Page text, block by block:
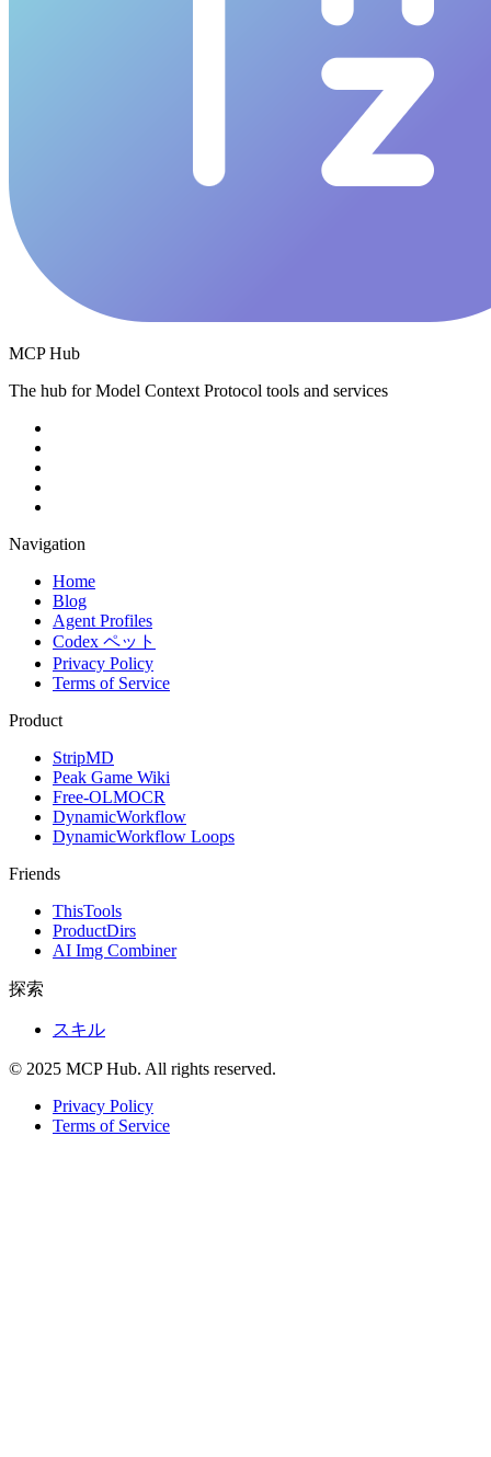
MCP Hub
The hub for Model Context Protocol tools and services
Navigation
Home
Blog
Agent Profiles
Codex ペット
Privacy Policy
Terms of Service
Product
StripMD
Peak Game Wiki
Free-OLMOCR
DynamicWorkflow
DynamicWorkflow Loops
Friends
ThisTools
ProductDirs
AI Img Combiner
探索
スキル
© 2025 MCP Hub. All rights reserved.
Privacy Policy
Terms of Service